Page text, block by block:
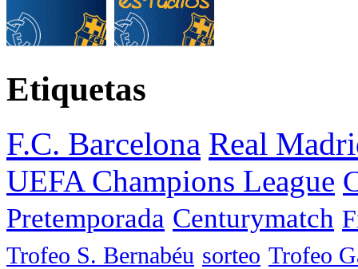
Etiquetas
F.C. Barcelona Real
UEFA Champions League
Pretemporada Centurymatch
Trofeo S. Bernabéu sorteo Trofeo